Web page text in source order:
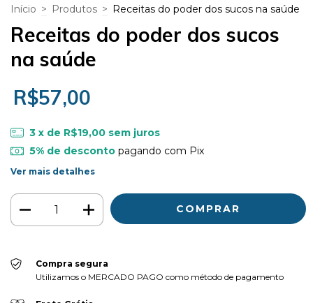
Início > Produtos > Receitas do poder dos sucos na saúde
Receitas do poder dos sucos
na saúde
R$57,00
3 x de R$19,00 sem juros
5% de descontopagando com Pix
Ver mais detalhes
Compra segura
Utilizamos o MERCADO PAGO como método de pagamento